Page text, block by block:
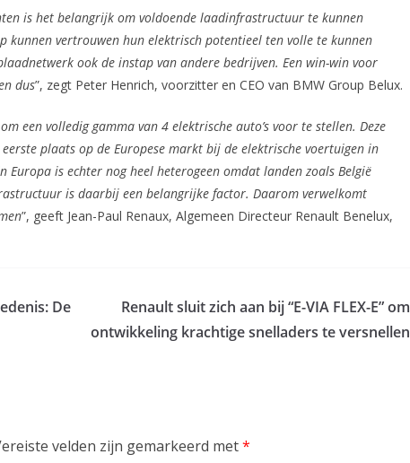
is het belangrijk om voldoende laadinfrastructuur te kunnen
kunnen vertrouwen hun elektrisch potentieel ten volle te kunnen
ook de instap van andere bedrijven. Een win-win voor
dus”, zegt Peter Henrich, voorzitter en CEO van BMW Group Belux.
een volledig gamma van 4 elektrische auto’s voor te stellen. Deze
plaats op de Europese markt bij de elektrische voertuigen in
is echter nog heel heterogeen omdat landen zoals België
is daarbij een belangrijke factor. Daarom verwelkomt
”, geeft Jean-Paul Renaux, Algemeen Directeur Renault Benelux,
De
Renault sluit zich aan bij “E-VIA FLEX-E” om
ontwikkeling krachtige snelladers te versnellen
velden zijn gemarkeerd met*